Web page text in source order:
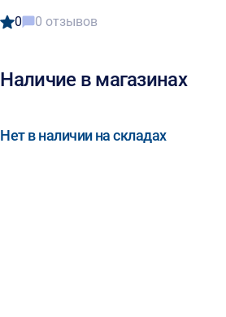
0 0 отзывов
Наличие в магазинах
Нет в наличии на складах